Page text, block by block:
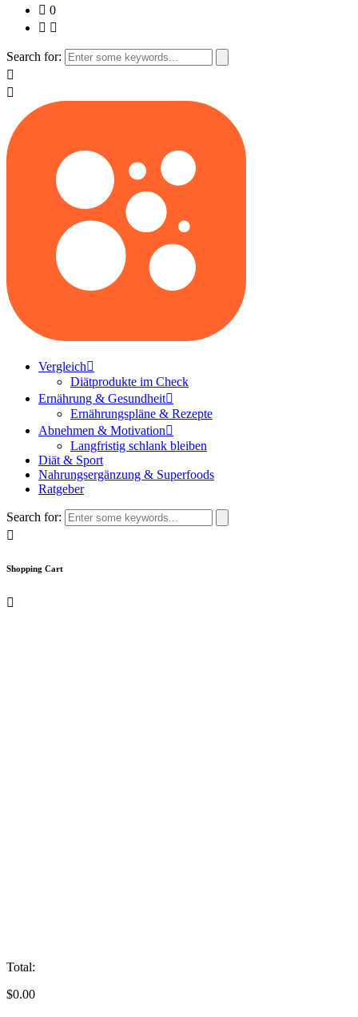
0
Search for:
Vergleich
Diätprodukte im Check
Ernährung & Gesundheit
Ernährungspläne & Rezepte
Abnehmen & Motivation
Langfristig schlank bleiben
Diät & Sport
Nahrungsergänzung & Superfoods
Ratgeber
Search for:
Shopping Cart
Total:
$0.00